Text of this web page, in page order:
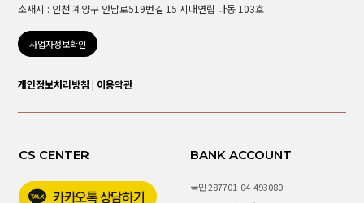
소재지 : 인천 계양구 안남로519번길 15 시대연립 다동 103호
사업자정보확인
개인정보처리방침 | 이용약관
CS CENTER BANK ACCOUNT
국민 287701-04-493080